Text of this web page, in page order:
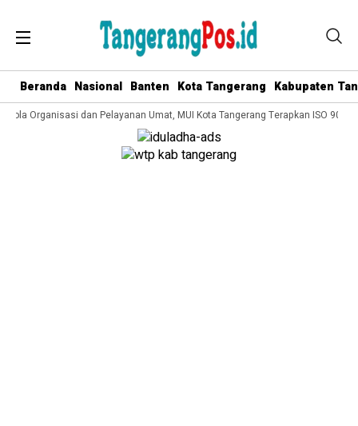
Beranda Nasional Banten Kota Tangerang Kabupaten
Organisasi dan Pelayanan Umat, MUI Kota Tangerang Terapkan ISO